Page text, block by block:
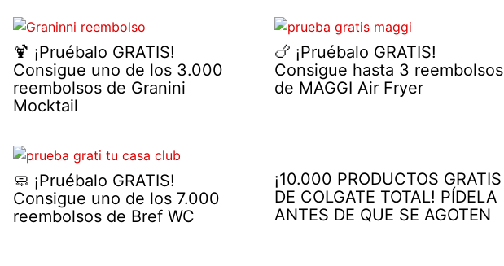
🍹 ¡Pruébalo GRATIS!
Consigue uno de los 3.000
reembolsos de Granini
Mocktail
🍗 ¡Pruébalo GRATIS!
Consigue hasta 3 reembolsos
de MAGGI Air Fryer
🧼 ¡Pruébalo GRATIS!
Consigue uno de los 7.000
reembolsos de Bref WC
¡10.000 PRODUCTOS GRATIS
DE COLGATE TOTAL! PÍDELA
ANTES DE QUE SE AGOTEN